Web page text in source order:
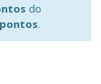
do
.